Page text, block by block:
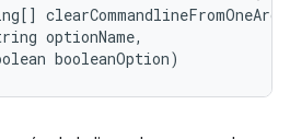
optionName,
booleanOption)